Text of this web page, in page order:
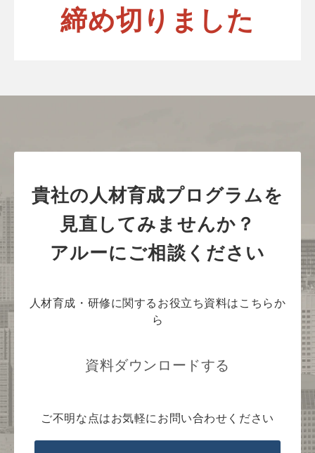
締め切りました
貴社の人材育成プログラムを
見直してみませんか？
アルーにご相談ください
人材育成・研修に関するお役立ち資料はこちらか
ら
資料ダウンロードする
ご不明な点はお気軽にお問い合わせください